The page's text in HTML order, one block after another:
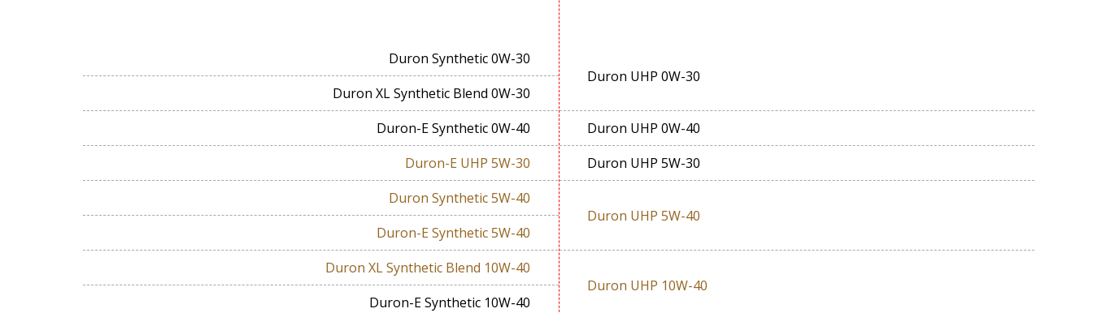
Duron Synthetic 0W-30
Duron XL Synthetic Blend 0W-30
Duron UHP 0W-30
Duron-E Synthetic 0W-40
Duron UHP 0W-40
Duron-E UHP 5W-30
Duron UHP 5W-30
Duron Synthetic 5W-40
Duron-E Synthetic 5W-40
Duron UHP 5W-40
Duron XL Synthetic Blend 10W-40
Duron-E Synthetic 10W-40
Duron UHP 10W-40